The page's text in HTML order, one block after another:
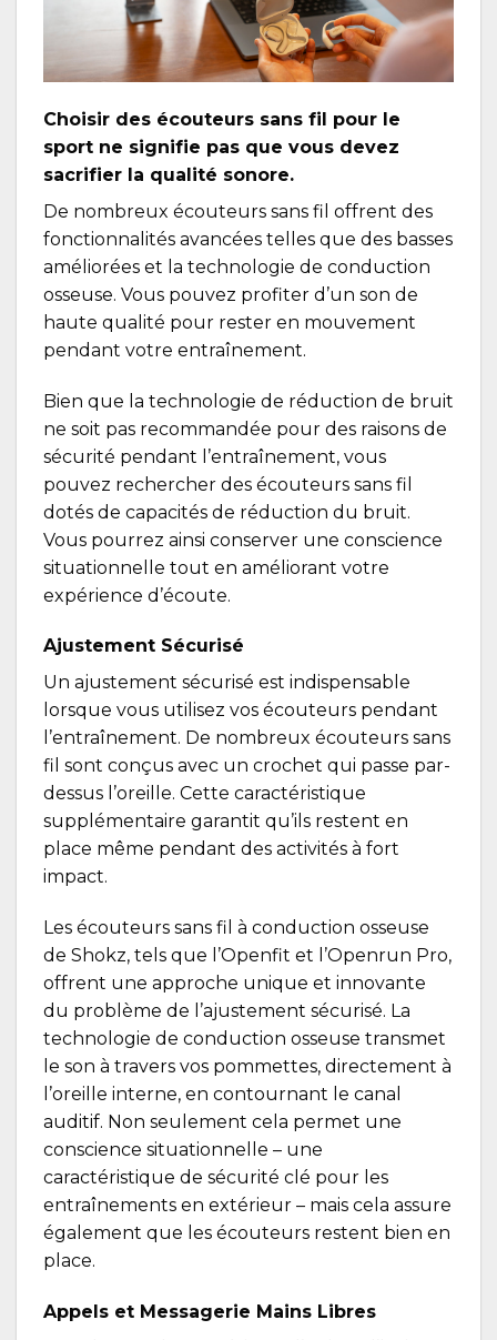
Choisir des écouteurs sans fil pour le
sport ne signifie pas que vous devez
sacrifier la qualité sonore.
De nombreux écouteurs sans fil offrent des
fonctionnalités avancées telles que des basses
améliorées et la technologie de conduction
osseuse. Vous pouvez profiter d’un son de
haute qualité pour rester en mouvement
pendant votre entraînement.
Bien que la technologie de réduction de bruit
ne soit pas recommandée pour des raisons de
sécurité pendant l’entraînement, vous
pouvez rechercher des écouteurs sans fil
dotés de capacités de réduction du bruit.
Vous pourrez ainsi conserver une conscience
situationnelle tout en améliorant votre
expérience d’écoute.
Ajustement Sécurisé
Un ajustement sécurisé est indispensable
lorsque vous utilisez vos écouteurs pendant
l’entraînement. De nombreux écouteurs sans
fil sont conçus avec un crochet qui passe par-
dessus l’oreille. Cette caractéristique
supplémentaire garantit qu’ils restent en
place même pendant des activités à fort
impact.
Les écouteurs sans fil à conduction osseuse
de Shokz, tels que l’Openfit et l’Openrun Pro,
offrent une approche unique et innovante
du problème de l’ajustement sécurisé. La
technologie de conduction osseuse transmet
le son à travers vos pommettes, directement à
l’oreille interne, en contournant le canal
auditif. Non seulement cela permet une
conscience situationnelle – une
caractéristique de sécurité clé pour les
entraînements en extérieur – mais cela assure
également que les écouteurs restent bien en
place.
Appels et Messagerie Mains Libres